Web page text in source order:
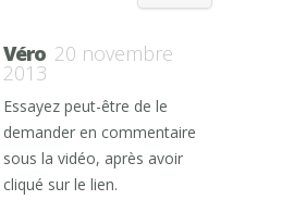
Véro 20 novembre
2013
Essayez peut-être de le
demander en commentaire
sous la vidéo, après avoir
cliqué sur le lien.